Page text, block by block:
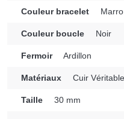
Couleur bracelet
Couleur boucle Noir
Fermoir Ardillon
Matériaux Cuir Véritable
Taille 30 mm